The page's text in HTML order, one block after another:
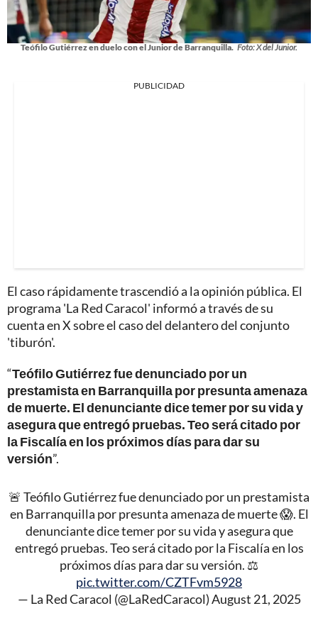
Teófilo Gutiérrez en duelo con el Junior de Barranquilla. Foto: X del Junior.
PUBLICIDAD
El caso rápidamente trascendió a la opinión pública. El
programa 'La Red Caracol' informó a través de su
cuenta en X sobre el caso del delantero del conjunto
'tiburón'.
“Teófilo Gutiérrez fue denunciado por un
prestamista en Barranquilla por presunta amenaza
de muerte. El denunciante dice temer por su vida y
asegura que entregó pruebas. Teo será citado por
la Fiscalía en los próximos días para dar su
versión”.
🚨 Teófilo Gutiérrez fue denunciado por un prestamista
en Barranquilla por presunta amenaza de muerte 😱. El
denunciante dice temer por su vida y asegura que
entregó pruebas. Teo será citado por la Fiscalía en los
próximos días para dar su versión. ⚖️
pic.twitter.com/CZTFvm5928
— La Red Caracol (@LaRedCaracol)August 21, 2025